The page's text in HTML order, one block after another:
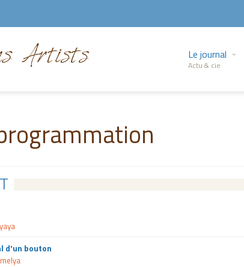
Le journal
Actu & cie
d'un bouton